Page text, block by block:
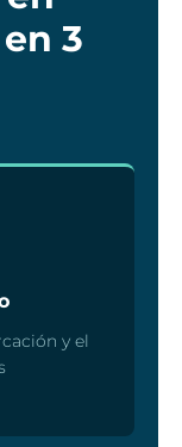
3
y el